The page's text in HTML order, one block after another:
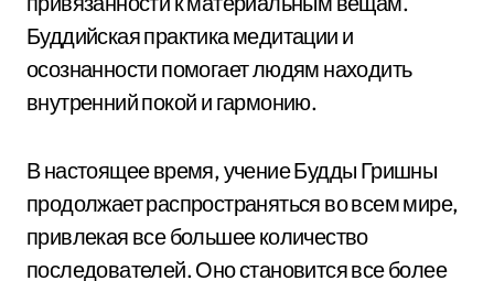
Буддийская практика медитации и
осознанности помогает людям находить
внутренний покой и гармонию.
В настоящее время, учение Будды Гришны
продолжает распространяться во всем мире,
привлекая все большее количество
последователей. Оно становится все более